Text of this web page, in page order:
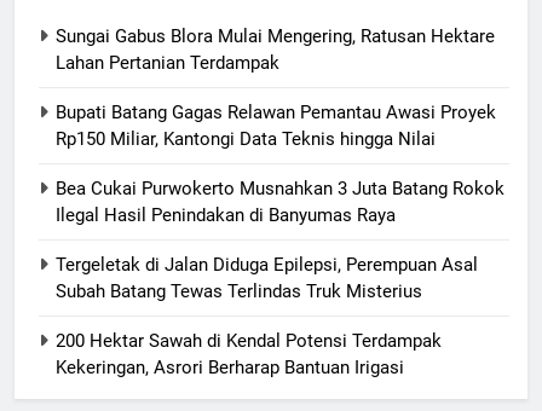
Sungai Gabus Blora Mulai Mengering, Ratusan Hektare
Lahan Pertanian Terdampak
Bupati Batang Gagas Relawan Pemantau Awasi Proyek
Rp150 Miliar, Kantongi Data Teknis hingga Nilai
Bea Cukai Purwokerto Musnahkan 3 Juta Batang Rokok
Ilegal Hasil Penindakan di Banyumas Raya
Tergeletak di Jalan Diduga Epilepsi, Perempuan Asal
Subah Batang Tewas Terlindas Truk Misterius
200 Hektar Sawah di Kendal Potensi Terdampak
Kekeringan, Asrori Berharap Bantuan Irigasi